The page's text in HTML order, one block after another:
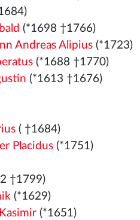
(*1698 †1766)
Andreas Alipius(*1723)
(*1688 †1770)
(*1613 †1676)
( †1684)
Placidus(*1751)
†1799)
(*1629)
(*1651)